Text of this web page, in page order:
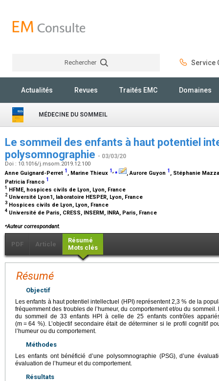
Rechercher Service
Actualités Revues Traités EMC Domaines
MÉDECINE DU SOMMEIL
Le sommeil des enfants à haut potentiel
polysomnographie - 03/03/20
Doi : 10.1016/j.msom.2019.12.100
Anne Guignard-Perret 1 , Marine Thieux 1,⁎ , Aurore Guyon 1 , Stéphanie
Patricia Franco 1
1 HFME, hospices civils de Lyon, Lyon, France
2 Université Lyon1, laboratoire HESPER, Lyon, France
3 Hospices civils de Lyon, Lyon, France
4 Université de Paris, CRESS, INSERM, INRA, Paris, France
⁎Auteur correspondant.
PDF Article
Résumé
Mots clés
Résumé
Objectif
Les enfants à haut potentiel intellectuel (HPI) représentent 2,3 % de la
fréquemment des troubles de l’humeur, du comportement et/ou du sommeil.
du sommeil de 33 enfants HPI à celle de 25 enfants contrôles
(m = 64 %). L’objectif secondaire était de déterminer si le profil cognitif
l’humeur ou du comportement.
Méthodes
Les enfants ont bénéficié d’une polysomnographie (PSG), d’une
évaluation de l’humeur et du comportement.
Résultats